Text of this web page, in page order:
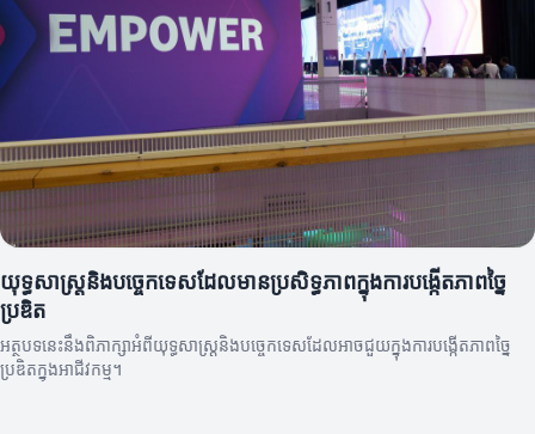
យុទ្ធសាស្រ្តនិងបច្ចេកទេសដែលមានប្រសិទ្ធភាពក្នុងការបង្កើតភាពច្នៃ
ប្រឌិត
អត្ថបទនេះនឹងពិភាក្សាអំពីយុទ្ធសាស្រ្តនិងបច្ចេកទេសដែលអាចជួយក្នុងការបង្កើតភាពច្នៃ
ប្រឌិតក្នុងអាជីវកម្ម។